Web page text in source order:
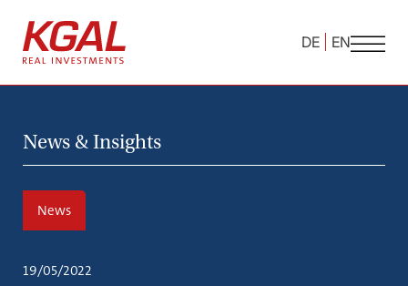
EN
DE
News & Insights
News
19/05/2022